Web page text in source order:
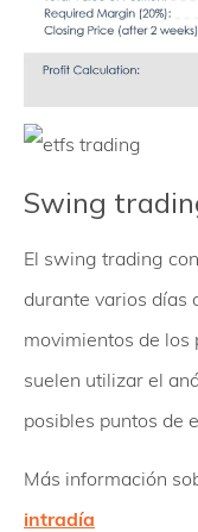
Swing
El swing trading
durante varios días
movimientos de los
suelen utilizar el
posibles puntos de
Más información
intradía